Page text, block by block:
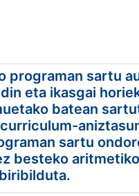
programan sartu
eta ikasgai
batean
sartu
besteko